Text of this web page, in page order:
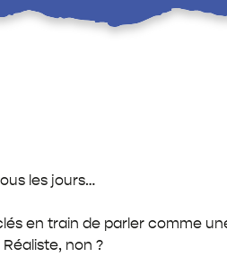
les jours…
en train de parler comme
non ?